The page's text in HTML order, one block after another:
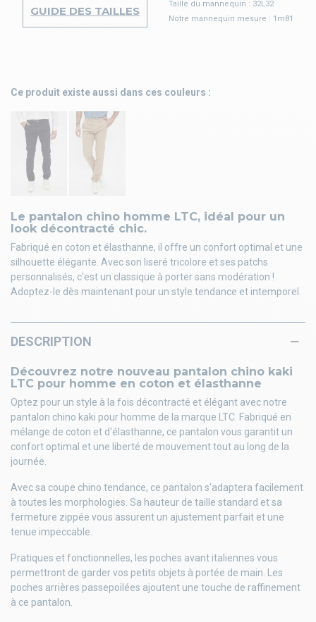
Le pantalon chino homme LTC, idéal pour un
look décontracté chic.
Fabriqué en coton et élasthanne, il offre un confort optimal et une
silhouette élégante. Avec son liseré tricolore et ses patchs
personnalisés, c'est un classique à porter sans modération !
Adoptez-le dès maintenant pour un style tendance et intemporel.
GUIDE DES TAILLES
Taille du mannequin : 32L32
Notre mannequin mesure : 1m81
Ce produit existe aussi dans ces couleurs :
DESCRIPTION
Découvrez notre nouveau pantalon chino kaki
LTC pour homme en coton et élasthanne
Optez pour un style à la fois décontracté et élégant avec notre
pantalon chino kaki pour homme de la marque LTC. Fabriqué en
mélange de coton et d'élasthanne, ce pantalon vous garantit un
confort optimal et une liberté de mouvement tout au long de la
journée.
Avec sa coupe chino tendance, ce pantalon s'adaptera facilement
à toutes les morphologies. Sa hauteur de taille standard et sa
fermeture zippée vous assurent un ajustement parfait et une
tenue impeccable.
Pratiques et fonctionnelles, les poches avant italiennes vous
permettront de garder vos petits objets à portée de main. Les
poches arrières passepoilées ajoutent une touche de raffinement
à ce pantalon.